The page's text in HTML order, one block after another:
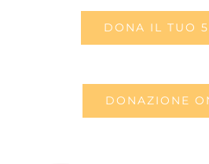
DONA IL TUO
DONAZIONE